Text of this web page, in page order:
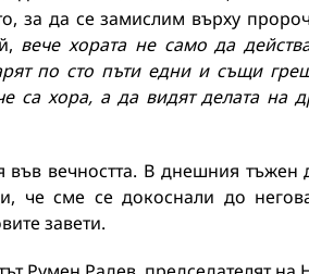
за да се замислим върху
вече хората не само да
по сто пъти едни и същи
са хора, а да видят делата на
вечността. В днешния тъжен
че сме се докоснали до
завети.